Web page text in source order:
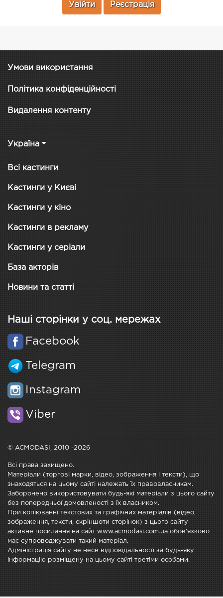
Увійти Реєстрація
Умови використання
Політика конфіденційності
Видалення контенту
Україна
Всі кастинги
Кастинги у Києві
Кастинги у кіно
Кастинги в рекламу
Кастинги у серіали
База акторів
Новини та статті
Наші сторінки у соц. мережах
Facebook
Telegram
Instagram
Viber
© ACMODASI, 2010 -2026
Всі права захищено.
Матеріали (торгові марки, відео, зображення і тексти), що
знаходяться на цьому сайті належать їх правовласникам.
Заборонено використовувати будь-які матеріали з цього сайту
без попередньої домовленості з їх власником.
При копіюванні текстових та графічних матеріалів (відео,
зображення, тексти, скріншоти сторінок) з цього сайту
активне посилання на сайт www.acmodasi.com.ua обов'язково
має супроводжувати такий матеріал.
Адміністрація сайту не несе відповідальності за будь-яку
інформацію розміщену на цьому сайті третіми особами.